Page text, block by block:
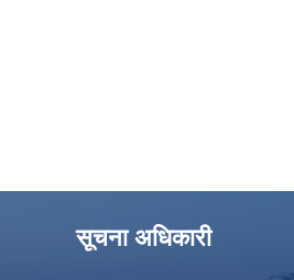
सूचना अधिकारी